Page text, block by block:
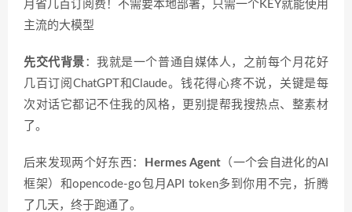
月省几百订阅费！不需要本地部署，只需一个KEY就能使用
主流的大模型
先交代背景 ：我就是一个普通自媒体人，之前每个月花好
几百订阅ChatGPT和Claude。钱花得心疼不说，关键是每
次对话它都记不住我的风格，更别提帮我搜热点、整素材
了。
后来发现两个好东西： Hermes Agent（一个会自进化的AI
框架）和opencode-go包月API token多到你用不完，折腾
了几天，终于跑通了。